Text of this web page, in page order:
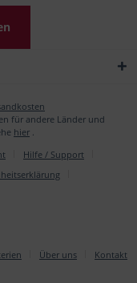
für andere Länder und
hier
Hilfe / Support
Über uns Kontakt